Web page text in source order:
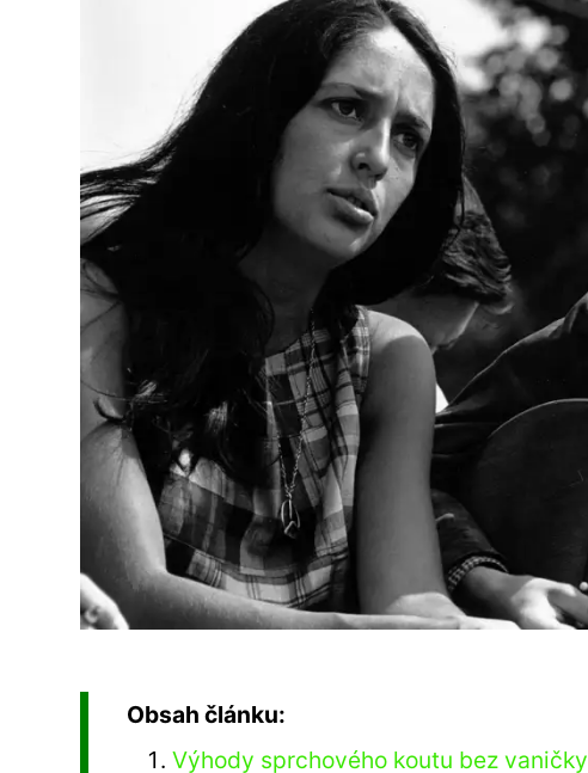
Obsah článku:
Výhody sprchového koutu bez vaničky